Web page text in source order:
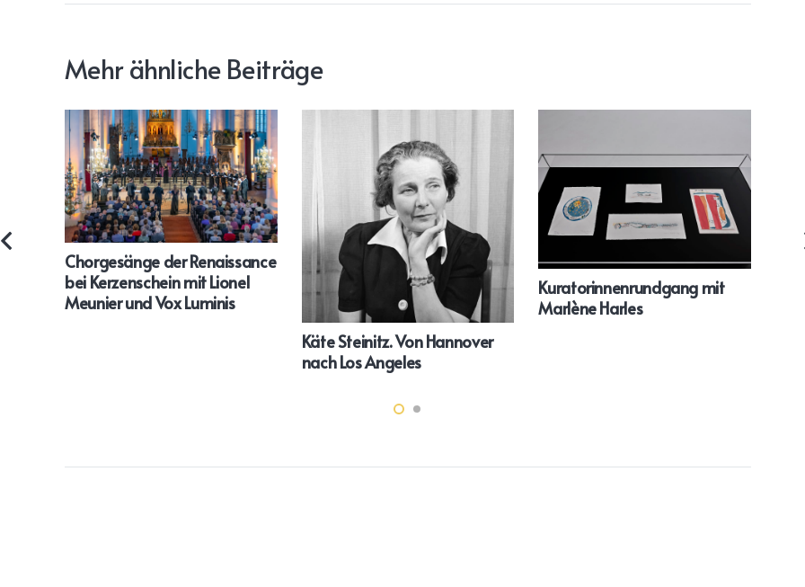
Mehr ähnliche Beiträge
Chorgesänge der Renaissance
bei Kerzenschein mit Lionel
Meunier und Vox Luminis
Käte Steinitz. Von Hannover
nach Los Angeles
Kuratorinnenrundgang mit
Marlène Harles